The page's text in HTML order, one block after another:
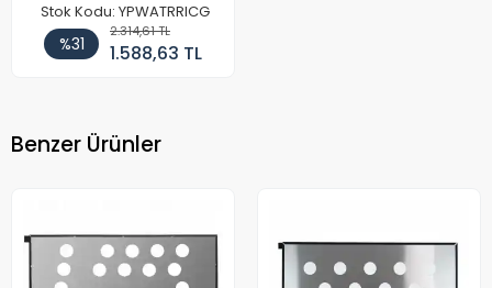
Stok Kodu: YPWATRRICG
%31
2.314,61 TL
1.588,63 TL
Benzer Ürünler